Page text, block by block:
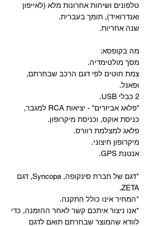
טלפונים ושיחות אחרונות מלא (לאייפון
ואנדרואיד), תומך בעברית.
שנה אחריות.
מה בקופסא:
מסך מולטימדיה.
צמת חוטים לפי דגם הרכב שבחרתם,
ופאנל.
2 כבלי USB.
"פלאג אביזרים" - יציאות RCA למגבר,
כניסת אוקס, וכניסת מיקרופון.
פלאג למצלמת רוורס.
מיקרופון חיצוני.
אנטנת GPS.
*דגם של חברת סינקופה, Syncopa, דגם
ZETA.
*המחיר אינו כולל התקנה.
*אנו ניצור איתכם קשר לאחר ההזמנה, כדי
לוודא שהמוצר שבחרתם תואם לדגם